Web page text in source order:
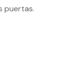
puertas.